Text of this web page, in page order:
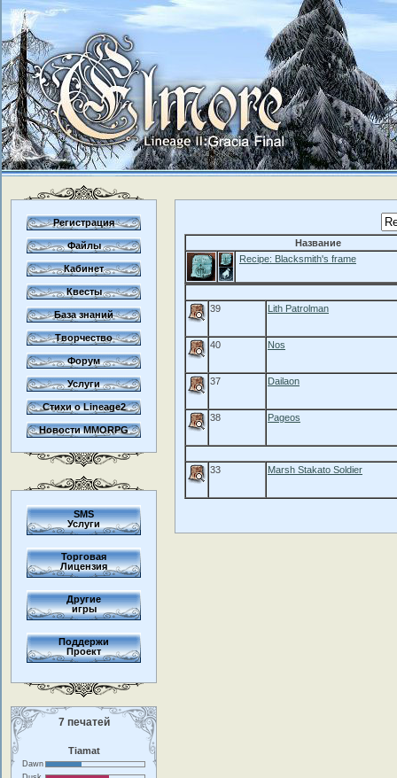
Регистрация
Файлы
Кабинет
Квесты
База знаний
Творчество
Форум
Услуги
Стихи о Lineage2
Новости MMORPG
SMS
Услуги
Торговая
Лицензия
Другие
игры
Поддержи
Проект
7 печатей
Tiamat
Dawn
Название
Recipe: Blacksmith's frame
39 Lith Patrolman
40 Nos
37 Dailaon
38 Pageos
33 Marsh Stakato Soldier